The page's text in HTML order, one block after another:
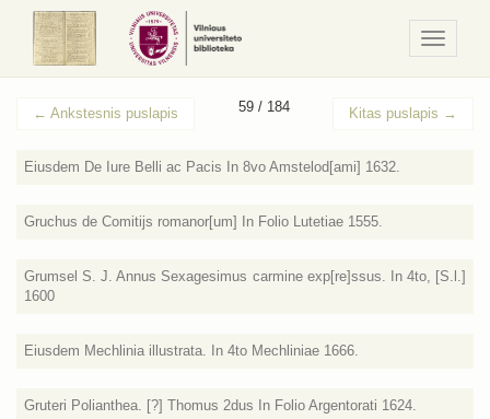
/
Meniu
← Ankstesnis puslapis 59 / 184 Kitas puslapis →
Eiusdem De Iure Belli ac Pacis In 8vo Amstelod[ami] 1632.
Gruchus de Comitijs romanor[um] In Folio Lutetiae 1555.
Grumsel S. J. Annus Sexagesimus carmine exp[re]ssus. In 4to, [S.l.]
1600
Eiusdem Mechlinia illustrata. In 4to Mechliniae 1666.
Gruteri Polianthea. [?] Thomus 2dus In Folio Argentorati 1624.